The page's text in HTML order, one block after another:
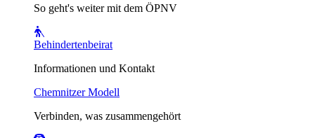
So geht's weiter mit dem ÖPNV
Behindertenbeirat
Informationen und Kontakt
Chemnitzer Modell
Verbinden, was zusammengehört